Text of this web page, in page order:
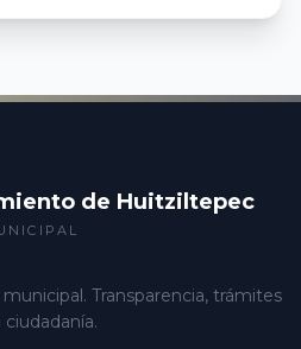
de Huitziltepec
Transparencia, trámites